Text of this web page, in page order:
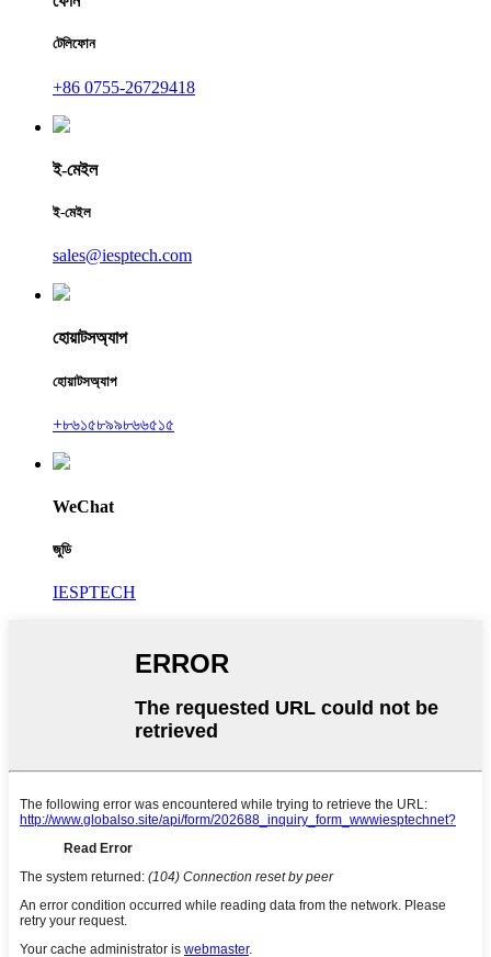
টেলিফোন
+86 0755-26729418
ই-মেইল
ই-মেইল
sales@iesptech.com
হোয়াটসঅ্যাপ
হোয়াটসঅ্যাপ
+৮৬১৫৮৯৯৮৬৬৫১৫
WeChat
জুডি
IESPTECH